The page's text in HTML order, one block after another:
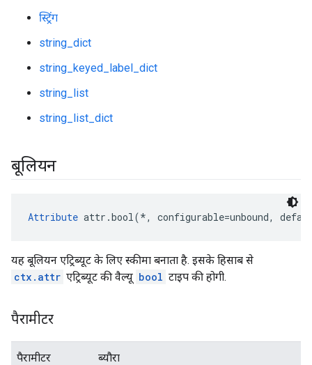
स्ट्रिंग
string_dict
string_keyed_label_dict
string_list
string_list_dict
बूलियन
Attribute attr.bool(*, configurable=unbound,
यह बूलियन एट्रिब्यूट के लिए स्कीमा बनाता है. इसके हिसाब से
ctx.attr एट्रिब्यूट की वैल्यू bool टाइप की होगी.
पैरामीटर
पैरामीटर ब्यौरा